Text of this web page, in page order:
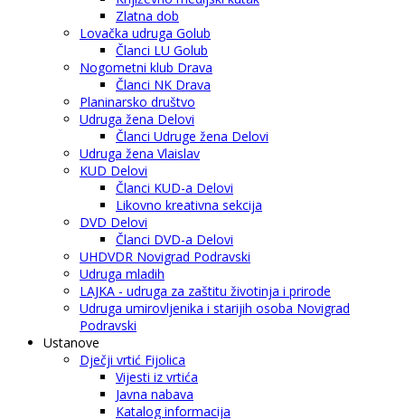
Zlatna dob
Lovačka udruga Golub
Članci LU Golub
Nogometni klub Drava
Članci NK Drava
Planinarsko društvo
Udruga žena Delovi
Članci Udruge žena Delovi
Udruga žena Vlaislav
KUD Delovi
Članci KUD-a Delovi
Likovno kreativna sekcija
DVD Delovi
Članci DVD-a Delovi
UHDVDR Novigrad Podravski
Udruga mladih
LAJKA - udruga za zaštitu životinja i prirode
Udruga umirovljenika i starijih osoba Novigrad
Podravski
Ustanove
Dječji vrtić Fijolica
Vijesti iz vrtića
Javna nabava
Katalog informacija